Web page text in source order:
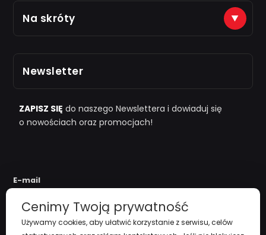
Just7Gym
i "przy zamówieniu powyżej 1000zł
Na skróty
Zarejestruj się
Regulamin
Newsletter
ZAPISZ SIĘ do naszego Newslettera i dowiaduj się
o nowościach oraz promocjach!
E-mail
Cenimy Twoją prywatność
Używamy cookies, aby ułatwić korzystanie z serwisu, celów